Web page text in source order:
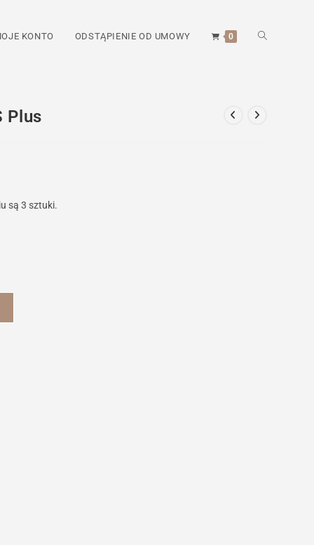
KONTO ODSTĄPIENIE OD UMOWY 0 TOGGLE
Plus
są 3 sztuki.